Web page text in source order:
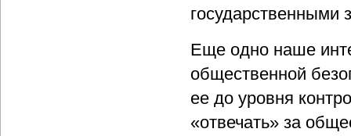
государственными
Еще одно наше
общественной
ее до уровня
«отвечать» за